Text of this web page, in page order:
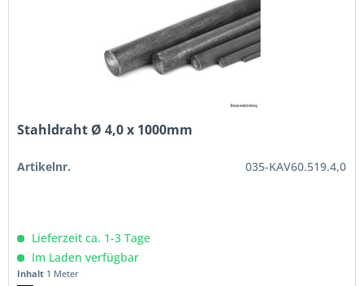
Stahldraht Ø 4,0 x 1000mm
Artikelnr. 035-KAV60.519.4,0
Lieferzeit ca. 1-3 Tage
Im Laden verfügbar
Inhalt 1 Meter